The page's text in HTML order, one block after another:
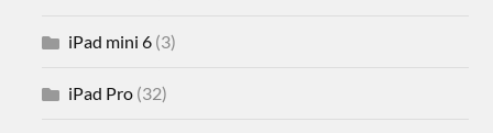
iPad mini 6 (3)
iPad Pro (32)